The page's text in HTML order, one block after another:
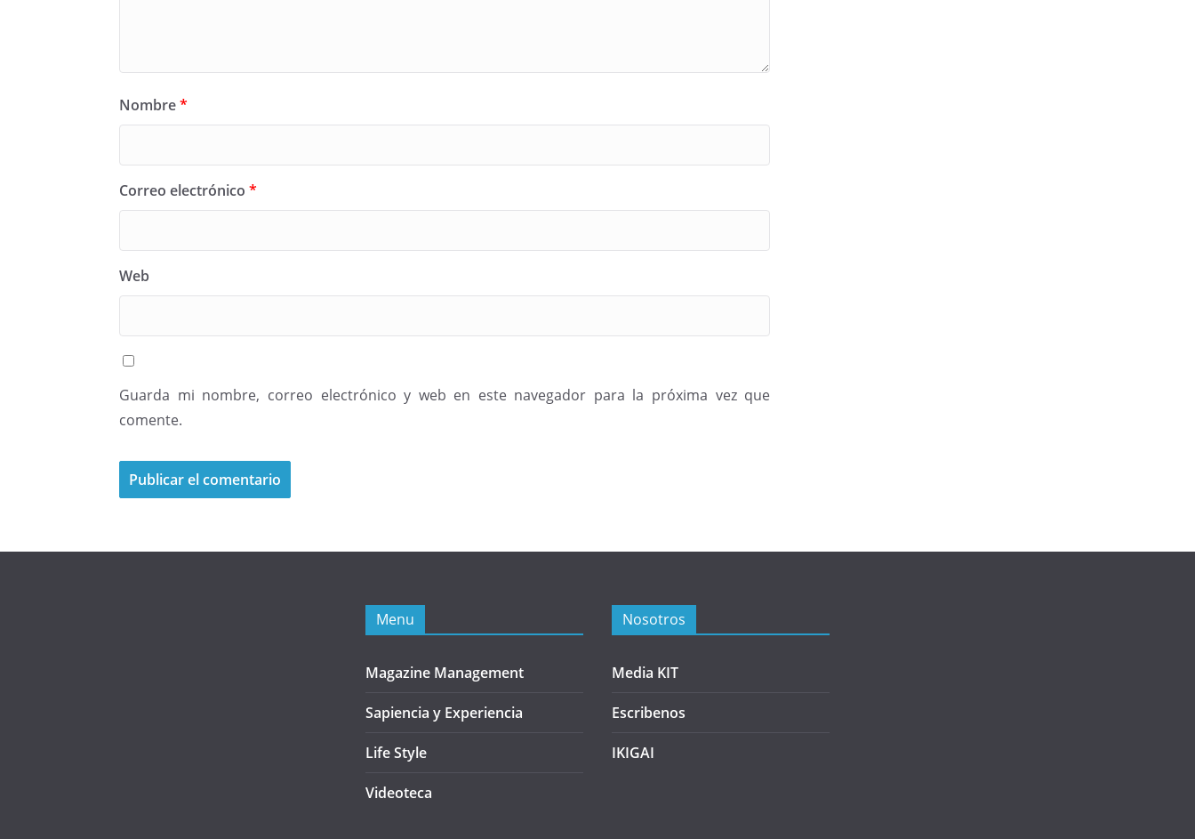
Nombre*
Correo electrónico*
Web
Guarda mi nombre, correo electrónico y web en este navegador para la próxima vez que
comente.
Menu
Magazine Management
Sapiencia y Experiencia
Life Style
Videoteca
Nosotros
Media KIT
Escribenos
IKIGAI